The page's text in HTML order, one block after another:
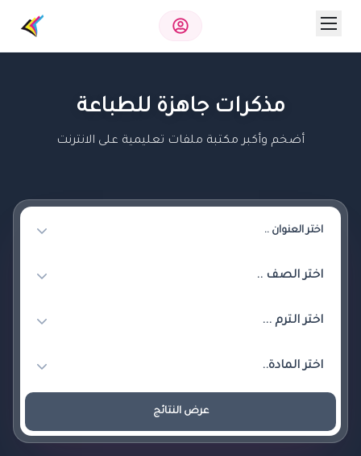
مذكرات جاهزة للطباعة
أضخم وأكبر مكتبة ملفات تعليمية على الانترنت
عرض النتائج